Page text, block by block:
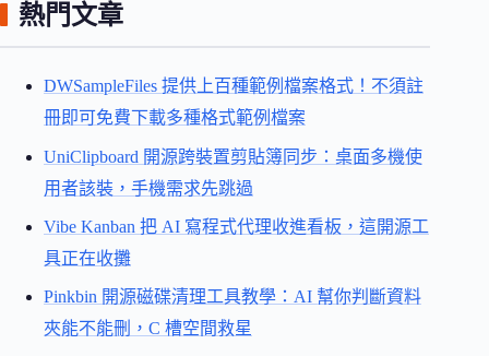
熱門文章
DWSampleFiles 提供上百種範例檔案格式！不須註
冊即可免費下載多種格式範例檔案
UniClipboard 開源跨裝置剪貼簿同步：桌面多機使
用者該裝，手機需求先跳過
Vibe Kanban 把 AI 寫程式代理收進看板，這開源工
具正在收攤
Pinkbin 開源磁碟清理工具教學：AI 幫你判斷資料
夾能不能刪，C 槽空間救星